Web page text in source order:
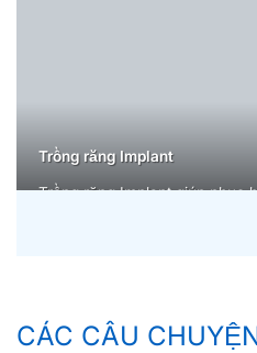
Trồng răng Implant
Trồng răng Implant giúp phục
CÁC CÂU